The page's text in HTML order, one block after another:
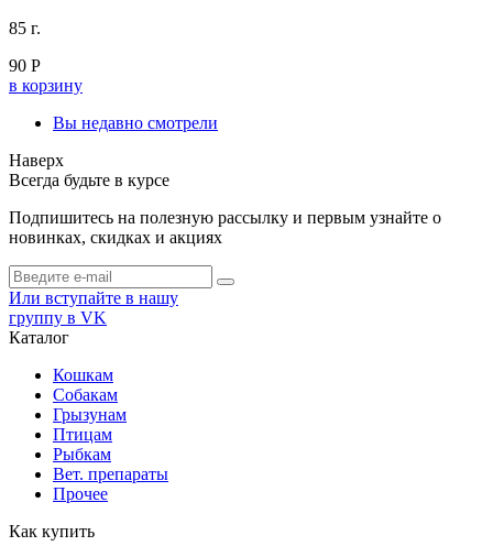
85 г.
90 Р
в корзину
Вы недавно смотрели
Наверх
Всегда будьте в курсе
Подпишитесь на полезную рассылку и первым узнайте о
новинках, скидках и акциях
Или вступайте в нашу
группу в VK
Каталог
Кошкам
Собакам
Грызунам
Птицам
Рыбкам
Вет. препараты
Прочее
Как купить